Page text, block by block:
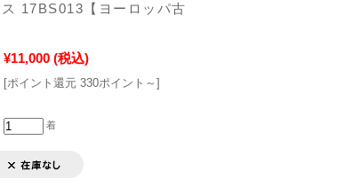
17BS013【ヨーロッパ古
¥11,000 (税込)
[ポイント還元 330ポイント～]
着